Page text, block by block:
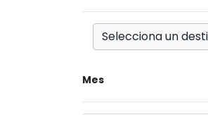
Selecciona un
Mes